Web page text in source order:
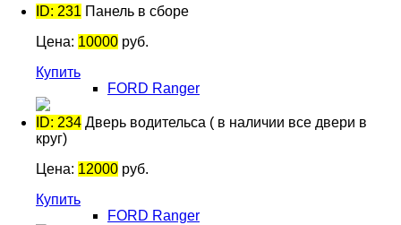
ID: 231 Панель в сборе
Цена: 10000 руб.
Купить
FORD Ranger
ID: 234 Дверь водительса ( в наличии все двери в
круг)
Цена: 12000 руб.
Купить
FORD Ranger